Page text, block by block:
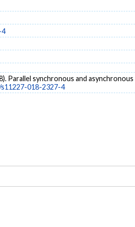
4
Parallel synchronous and
018-2327-4